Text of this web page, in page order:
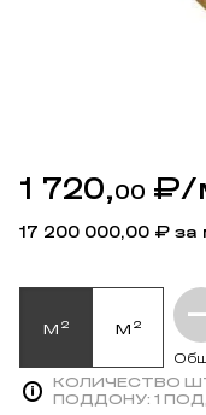
1 720,00 ₽/
17 200 000,00 ₽ за
м² м²
КОЛИЧЕСТВО
ПОДДОНУ: 1